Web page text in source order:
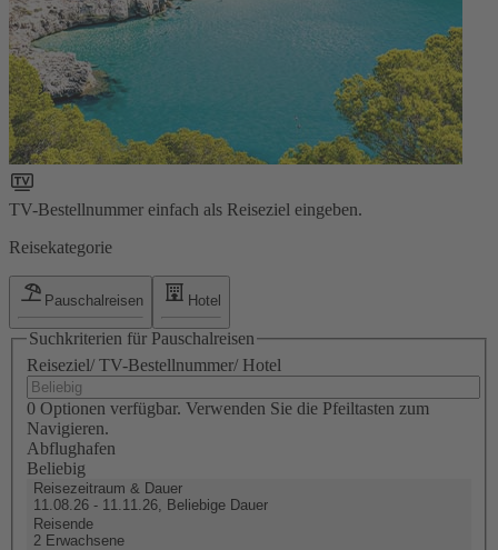
TV-Bestellnummer einfach als Reiseziel eingeben.
Reisekategorie
Pauschalreisen Hotel
Suchkriterien für Pauschalreisen
Reiseziel/ TV-Bestellnummer/ Hotel
0 Optionen verfügbar. Verwenden Sie die Pfeiltasten zum
Navigieren.
Abflughafen
Beliebig
Reisezeitraum & Dauer
11.08.26 - 11.11.26, Beliebige Dauer
Reisende
2 Erwachsene